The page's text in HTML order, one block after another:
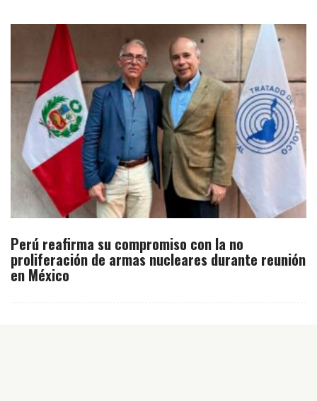
Perú reafirma su compromiso con la no
proliferación de armas nucleares durante reunión
en México